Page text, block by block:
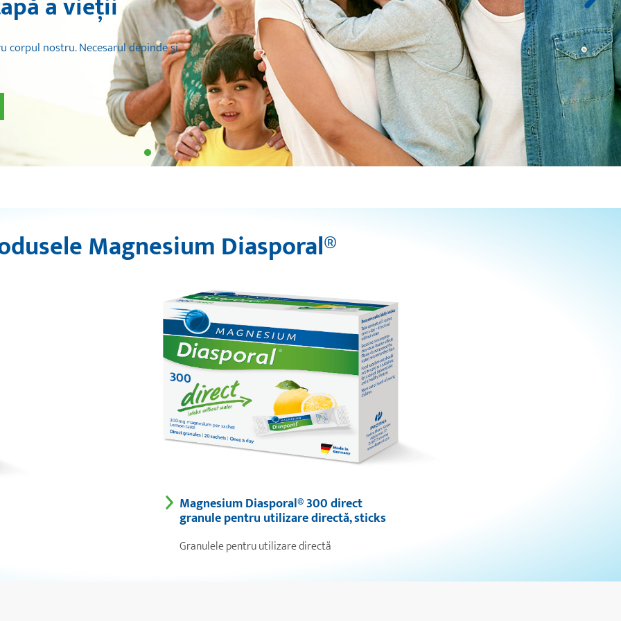
Magneziul și sportul
Sportivii trebuie să aibă grijă să înlocuiască rapid magneziul și
fluidele pierdute după exerciții, pentru a menține funcția
musculară normală și nivelurile de performanță pe termen lung.
Mai multe informații
Magnesium Diasporal®
Magnesium Diasporal® 300 direct
granule pentru utilizare directă, sticks
Granulele pentru utilizare directă